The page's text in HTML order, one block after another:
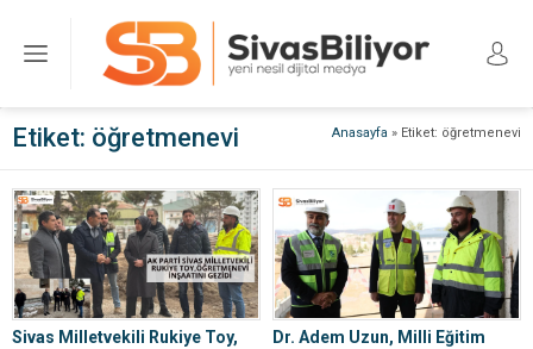
Anasayfa » Etiket: öğretmenevi
Etiket: öğretmenevi
Sivas Milletvekili Rukiye Toy,
Dr. Adem Uzun, Milli Eğitim